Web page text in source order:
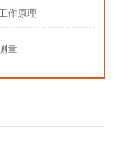
作原理
量